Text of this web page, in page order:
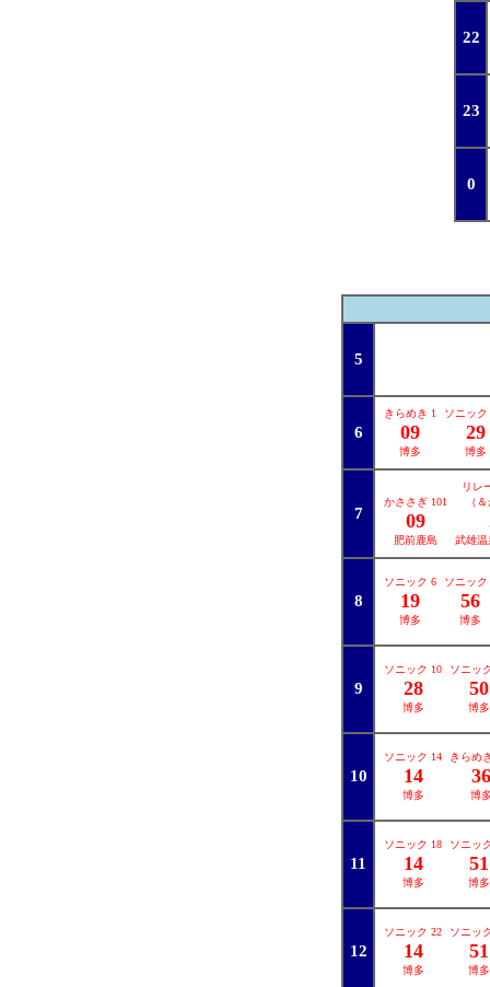
22
23
0
5
6
きらめき 1
09
博多
ソニック
29
博多
7
かささぎ 101
09
肥前鹿島
リレ
（
武雄温
8
ソニック 6
19
博多
ソニック
56
博多
9
ソニック 10
28
博多
ソニッ
50
博多
10
ソニック 14
14
博多
きらめ
36
博多
11
ソニック 18
14
博多
ソニッ
51
博多
12
ソニック 22
14
博多
ソニッ
51
博多